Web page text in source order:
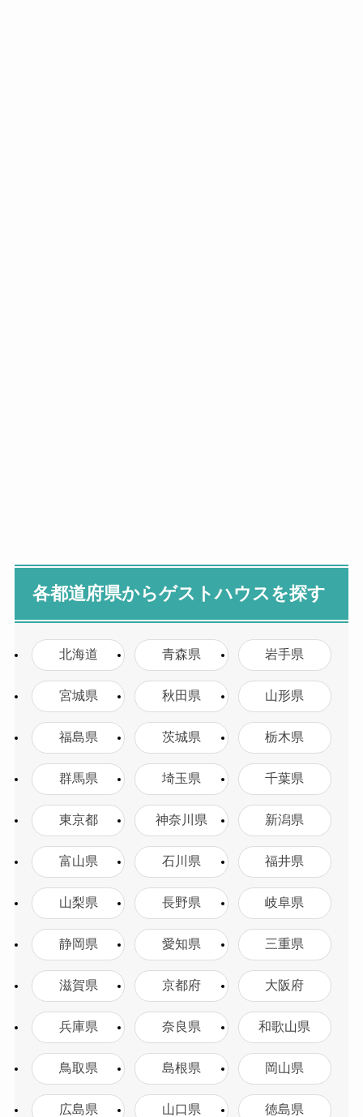
各都道府県からゲストハウスを探す
北海道 青森県 岩手県
宮城県 秋田県 山形県
福島県 茨城県 栃木県
群馬県 埼玉県 千葉県
東京都 神奈川県 新潟県
富山県 石川県 福井県
山梨県 長野県 岐阜県
静岡県 愛知県 三重県
滋賀県 京都府 大阪府
兵庫県 奈良県 和歌山県
鳥取県 島根県 岡山県
広島県 山口県 徳島県